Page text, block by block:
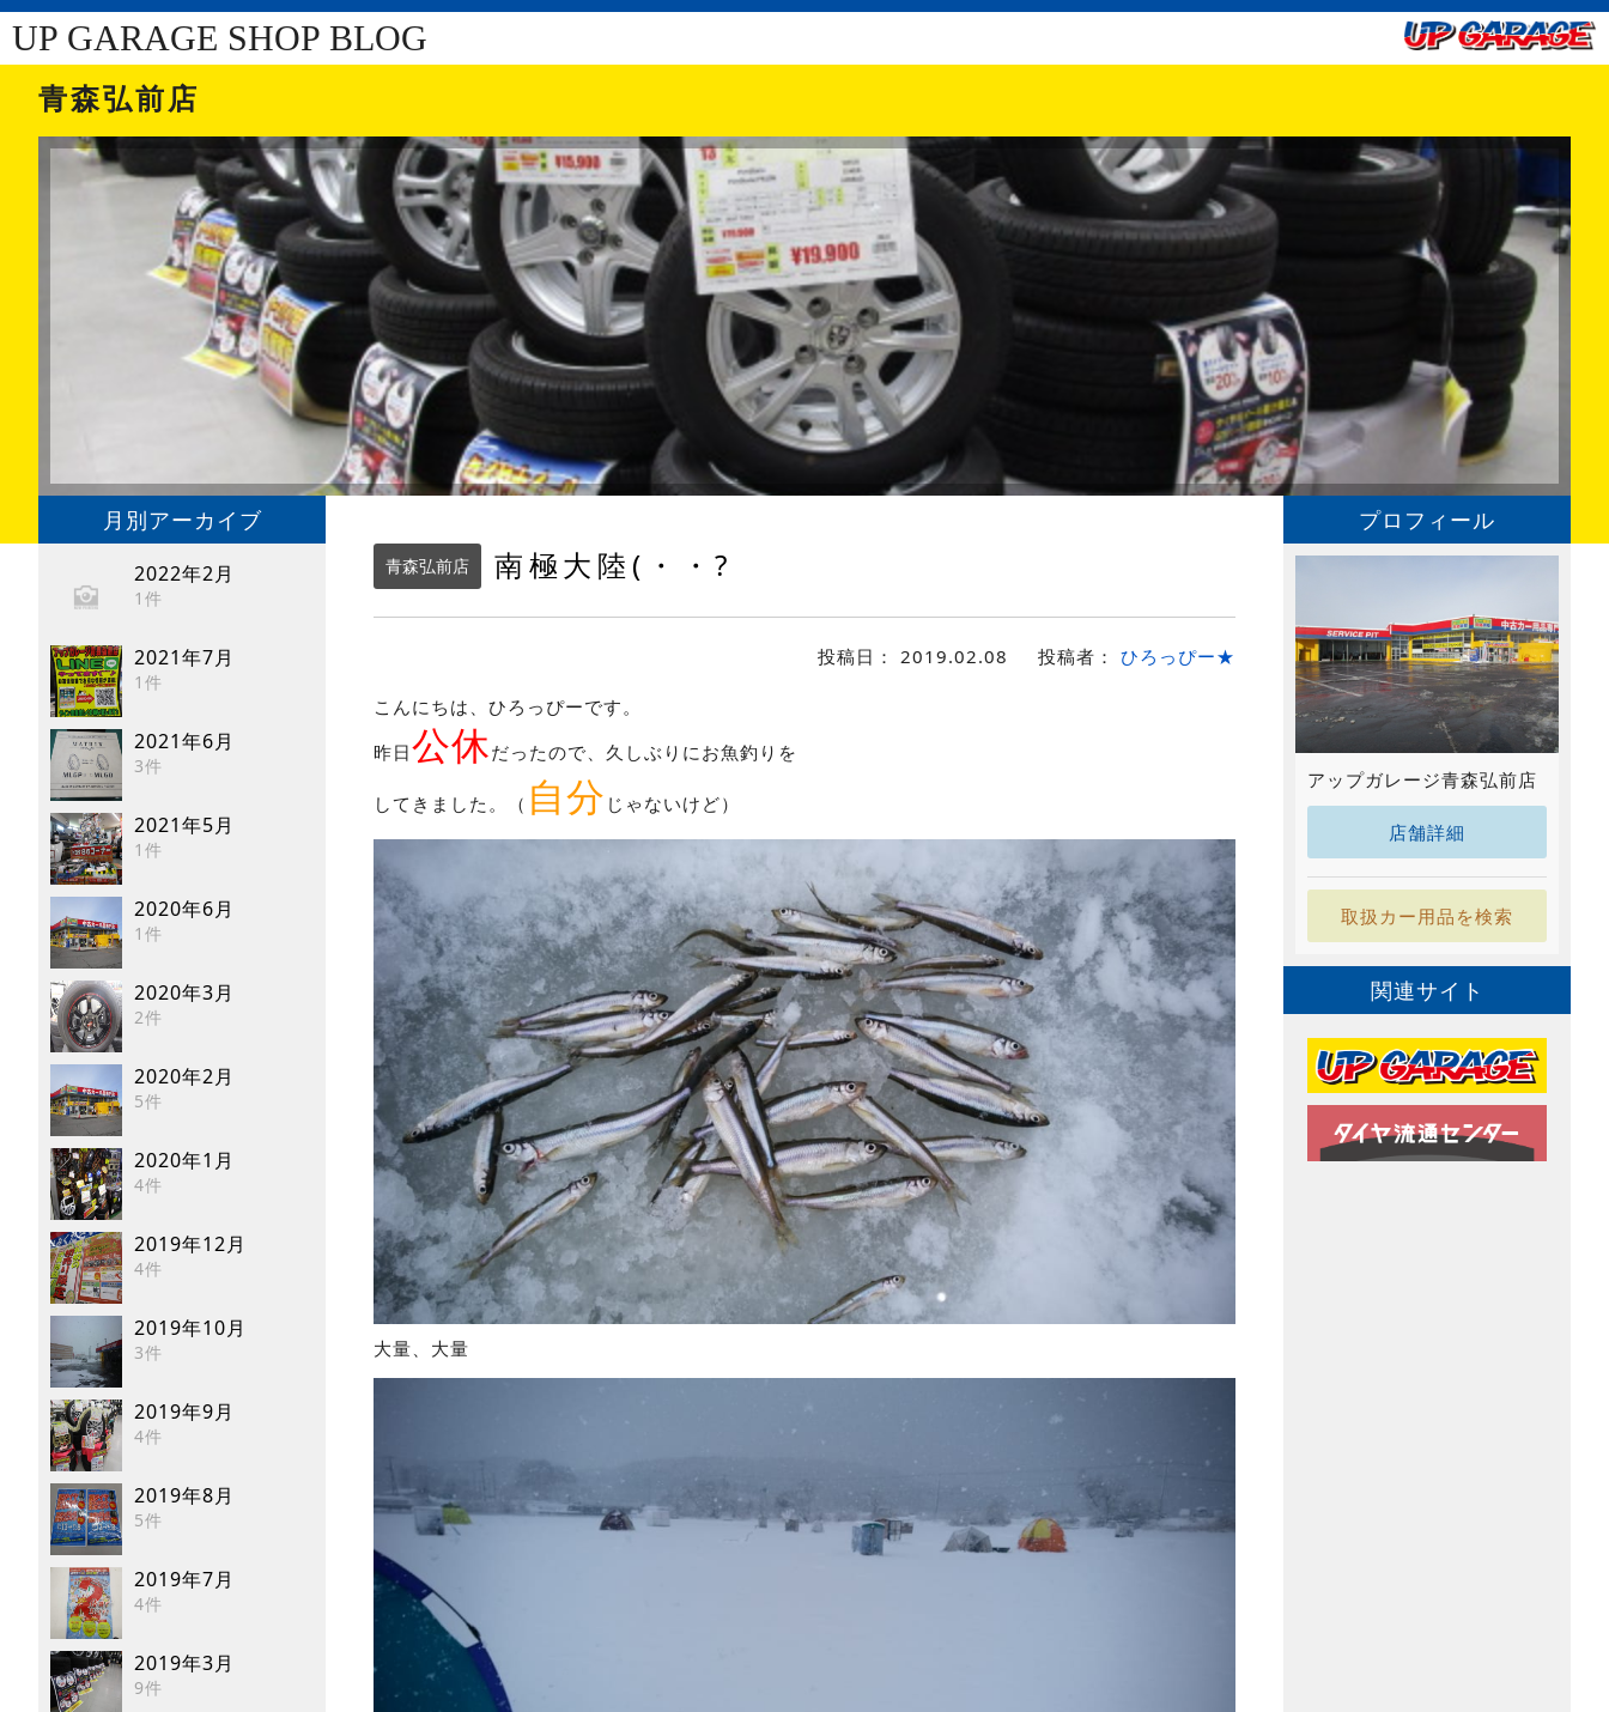
UP GARAGE SHOP BLOG
青森弘前店
月別アーカイブ
2022年2月
1件
2021年7月
1件
2021年6月
3件
2021年5月
1件
2020年6月
1件
2020年3月
2件
2020年2月
5件
2020年1月
4件
2019年12月
4件
2019年10月
3件
2019年9月
4件
2019年8月
5件
2019年7月
4件
2019年3月
9件
青森弘前店 南極大陸(・・?
投稿日： 2019.02.08 投稿者： ひろっぴー★
こんにちは、ひろっぴーです。
昨日公休だったので、久しぶりにお魚釣りを
してきました。（ 自分 じゃないけど）
大量、大量
プロフィール
アップガレージ青森弘前店
店舗詳細
取扱カー用品を検索
関連サイト